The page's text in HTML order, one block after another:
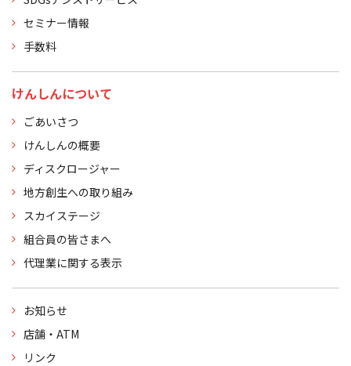
セミナー情報
手数料
けんしんについて
ごあいさつ
けんしんの概要
ディスクロージャー
地方創生への取り組み
スカイステージ
組合員の皆さまへ
代理業に関する表示
お知らせ
店舗・ATM
リンク